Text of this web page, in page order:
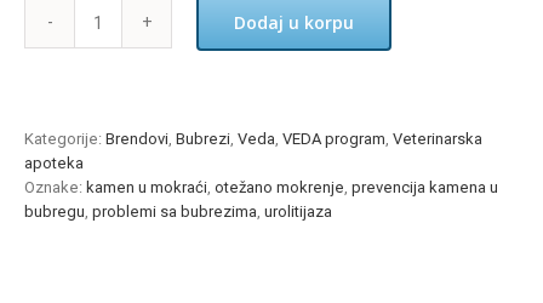
Kotervin
urolitijazu
Dodaj u korpu
Kategorije: Brendovi Bubrezi Veda VEDA program Veterinarska
apoteka
Oznake: kamen u mokraći otežano mokrenje prevencija kamena u
bubregu problemi sa bubrezima urolitijaza